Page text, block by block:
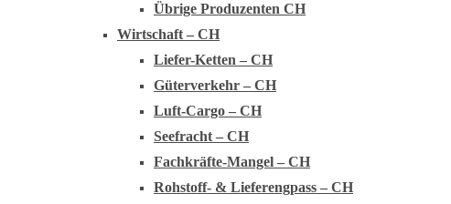
Übrige Produzenten CH
Wirtschaft – CH
Liefer-Ketten – CH
Güterverkehr – CH
Luft-Cargo – CH
Seefracht – CH
Fachkräfte-Mangel – CH
Rohstoff- & Lieferengpass – CH